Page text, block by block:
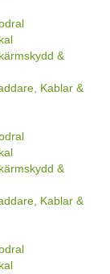
&
Kablar &
&
Kablar &